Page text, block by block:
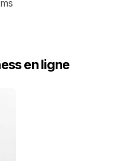
en ligne